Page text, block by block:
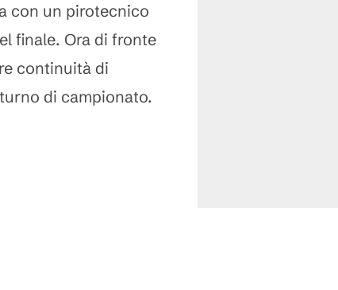
con un pirotecnico
finale. Ora di fronte
continuità di
di campionato.